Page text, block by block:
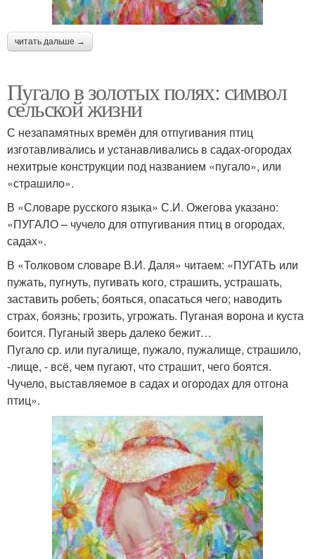
читать дальше →
Пугало в золотых полях: символ
сельской жизни
С незапамятных времён для отпугивания птиц
изготавливались и устанавливались в садах-огородах
нехитрые конструкции под названием «пугало», или
«страшило».
В «Словаре русского языка» С.И. Ожегова указано:
«ПУГАЛО – чучело для отпугивания птиц в огородах,
садах».
В «Толковом словаре В.И. Даля» читаем: «ПУГАТЬ или
пужать, пугнуть, пугивать кого, страшить, устрашать,
заставить робеть; бояться, опасаться чего; наводить
страх, боязнь; грозить, угрожать. Пуганая ворона и куста
боится. Пуганый зверь далеко бежит…
Пугало ср. или пугалище, пужало, пужалище, страшило,
-лище, - всё, чем пугают, что страшит, чего боятся.
Чучело, выставляемое в садах и огородах для отгона
птиц».